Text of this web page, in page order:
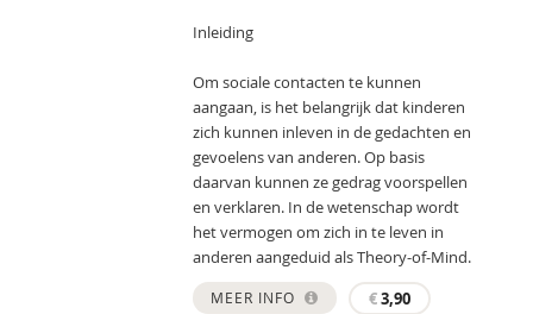
Inleiding
Om sociale contacten te kunnen
aangaan, is het belangrijk dat kinderen
zich kunnen inleven in de gedachten en
gevoelens van anderen. Op basis
daarvan kunnen ze gedrag voorspellen
en verklaren. In de wetenschap wordt
het vermogen om zich in te leven in
anderen aangeduid als Theory-of-Mind.
MEER INFO €3,90